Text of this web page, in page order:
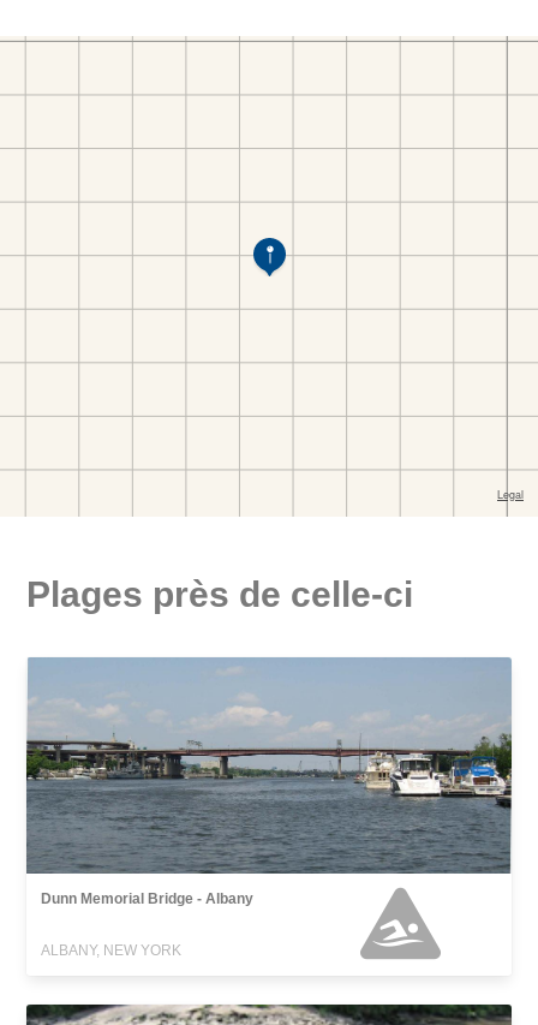
Plages près de celle-ci
Dunn Memorial Bridge - Albany
ALBANY, NEW YORK